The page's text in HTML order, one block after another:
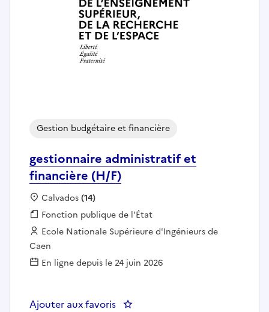
gestionnaire administratif et
financière (H/F)
Gestion budgétaire et financière
Localisation :
Calvados(14)
Fonction publique :
Fonction publique de l'État
Employeur :
Ecole Nationale Supérieure d'Ingénieurs de
Caen
En ligne depuis le 24 juin 2026
Ajouter aux favoris : gestionnaire administratif et